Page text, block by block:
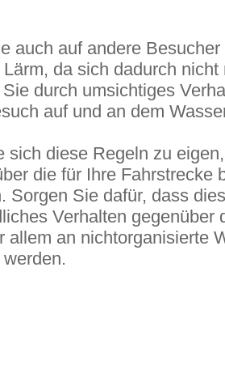
auch auf andere
da sich dadurch nicht
durch umsichtiges
auf und an dem
sich diese Regeln zu
die für Ihre Fahrstrecke
Sorgen Sie dafür, dass
Verhalten gegenüber
allem an nichtorganisierte